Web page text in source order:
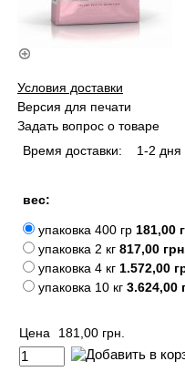
Условия доставки
Версия для печати
Задать вопрос о товаре
Время доставки:
1-2 дня
вес:
упаковка 400 гр 181,00
упаковка 2 кг 817,00
упаковка 4 кг 1.572,00
упаковка 10 кг 3.624,00
Цена 181,00 грн.